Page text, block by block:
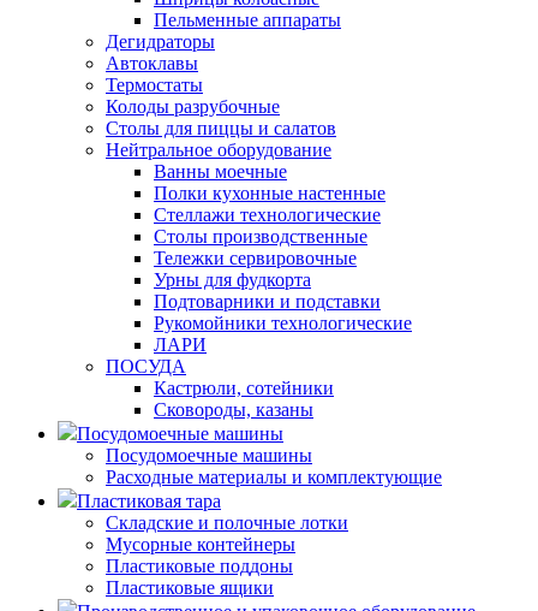
Пельменные аппараты
Дегидраторы
Автоклавы
Термостаты
Колоды разрубочные
Столы для пиццы и салатов
Нейтральное оборудование
Ванны моечные
Полки кухонные настенные
Стеллажи технологические
Столы производственные
Тележки сервировочные
Урны для фудкорта
Подтоварники и подставки
Рукомойники технологические
ЛАРИ
ПОСУДА
Кастрюли, сотейники
Сковороды, казаны
Посудомоечные машины
Посудомоечные машины
Расходные материалы и комплектующие
Пластиковая тара
Складские и полочные лотки
Мусорные контейнеры
Пластиковые поддоны
Пластиковые ящики